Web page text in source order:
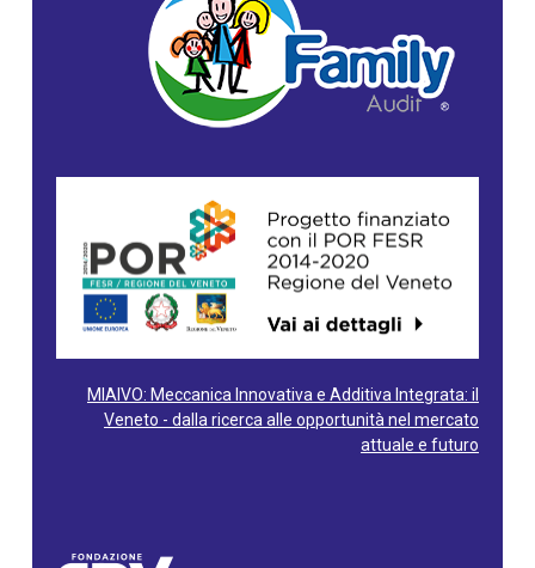
MIAIVO: Meccanica Innovativa e Additiva Integrata: il
Veneto - dalla ricerca alle opportunità nel mercato
attuale e futuro